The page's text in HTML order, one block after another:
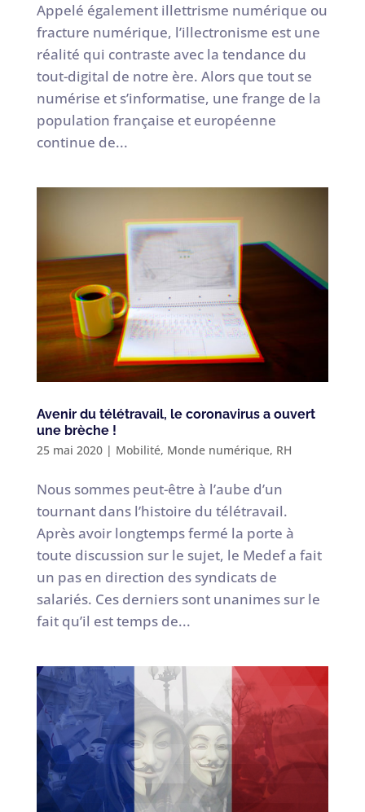
Appelé également illettrisme numérique ou
fracture numérique, l’illectronisme est une
réalité qui contraste avec la tendance du
tout-digital de notre ère. Alors que tout se
numérise et s’informatise, une frange de la
population française et européenne
continue de...
Avenir du télétravail, le coronavirus a ouvert
une brèche !
25 mai 2020| Mobilité, Monde numérique, RH
Nous sommes peut-être à l’aube d’un
tournant dans l’histoire du télétravail.
Après avoir longtemps fermé la porte à
toute discussion sur le sujet, le Medef a fait
un pas en direction des syndicats de
salariés. Ces derniers sont unanimes sur le
fait qu’il est temps de...